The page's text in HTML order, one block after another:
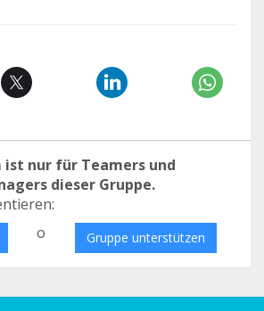
ist nur für Teamers und
dieser Gruppe.
o Gruppe unterstützen